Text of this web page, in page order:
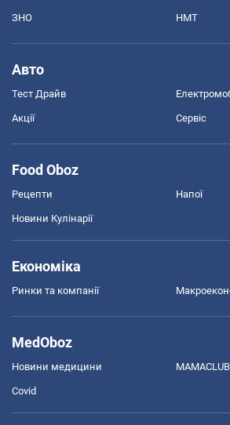
ЗНО НМТ
Авто
Тест Драйв
Акції Сервіс
Food Oboz
Рецепти Напої
Новини Кулінарії
Економіка
Ринки та компанії
MedOboz
Новини медицини MAMACLUB
Covid